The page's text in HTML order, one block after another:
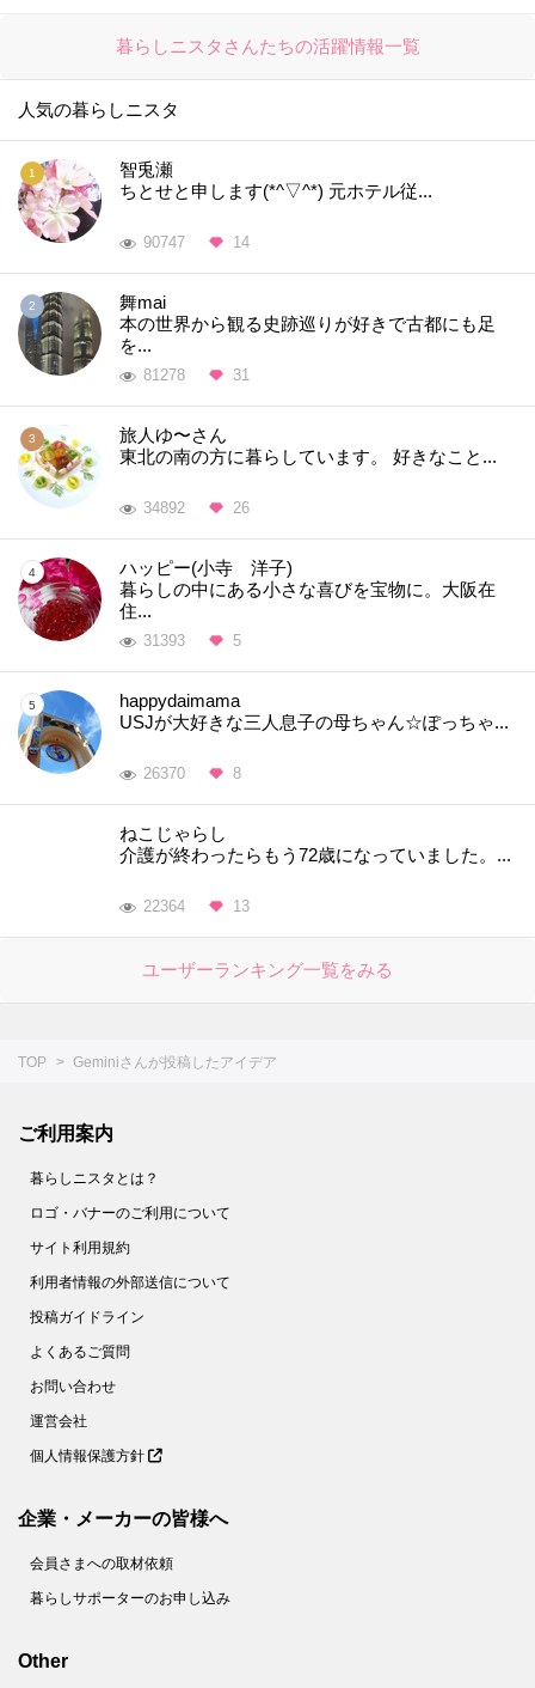
暮らしニスタさんたちの活躍情報一覧
人気の暮らしニスタ
智兎瀬
ちとせと申します(*^▽^*) 元ホテル従...
90747 14
舞mai
本の世界から観る史跡巡りが好きで古都にも足
を...
81278 31
旅人ゆ〜さん
東北の南の方に暮らしています。 好きなこと...
34892 26
ハッピー(小寺 洋子)
暮らしの中にある小さな喜びを宝物に。大阪在
住...
31393 5
happydaimama
USJが大好きな三人息子の母ちゃん☆ぽっちゃ...
26370 8
ねこじゃらし
介護が終わったらもう72歳になっていました。...
22364 13
ユーザーランキング一覧をみる
TOP Geminiさんが投稿したアイデア
ご利用案内
暮らしニスタとは？
ロゴ・バナーのご利用について
サイト利用規約
利用者情報の外部送信について
投稿ガイドライン
よくあるご質問
お問い合わせ
運営会社
個人情報保護方針
企業・メーカーの皆様へ
会員さまへの取材依頼
暮らしサポーターのお申し込み
Other